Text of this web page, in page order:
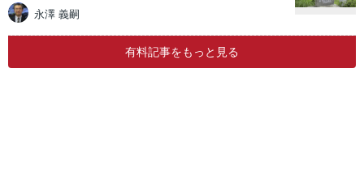
永澤 義嗣
有料記事をもっと見る